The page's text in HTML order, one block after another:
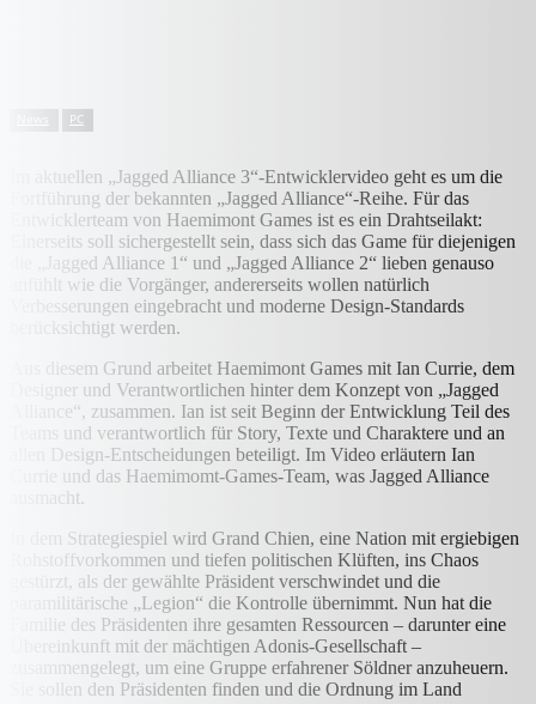
PC
Im aktuellen „Jagged Alliance 3“-Entwicklervideo geht es um die
Fortführung der bekannten „Jagged Alliance“-Reihe. Für das
Entwicklerteam von Haemimont Games ist es ein Drahtseilakt:
Einerseits soll sichergestellt sein, dass sich das Game für diejenigen
die „Jagged Alliance 1“ und „Jagged Alliance 2“ lieben genauso
anfühlt wie die Vorgänger, andererseits wollen natürlich
Verbesserungen eingebracht und moderne Design-Standards
berücksichtigt werden.
Aus diesem Grund arbeitet Haemimont Games mit Ian Currie, dem
Designer und Verantwortlichen hinter dem Konzept von „Jagged
Alliance“, zusammen. Ian ist seit Beginn der Entwicklung Teil des
Teams und verantwortlich für Story, Texte und Charaktere und an
allen Design-Entscheidungen beteiligt. Im Video erläutern Ian
Currie und das Haemimomt-Games-Team, was Jagged Alliance
ausmacht.
In dem Strategiespiel wird Grand Chien, eine Nation mit ergiebigen
Rohstoffvorkommen und tiefen politischen Klüften, ins Chaos
gestürzt, als der gewählte Präsident verschwindet und die
paramilitärische „Legion“ die Kontrolle übernimmt. Nun hat die
Familie des Präsidenten ihre gesamten Ressourcen – darunter eine
Übereinkunft mit der mächtigen Adonis-Gesellschaft –
zusammengelegt, um eine Gruppe erfahrener Söldner anzuheuern.
Sie sollen den Präsidenten finden und die Ordnung im Land